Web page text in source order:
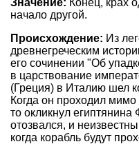
Значение: Конец, крах
начало другой.
Происхождение: Из
древнегреческим
его сочинении "Об
в царствование
(Греция) в Италию шел
Когда он проходил мимо
то окликнул
отозвался, и
когда корабль будут